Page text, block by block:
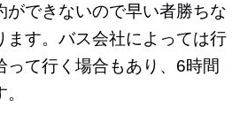
ができないので早い者勝ちな
ます。バス会社によっては行
って行く場合もあり、6時間